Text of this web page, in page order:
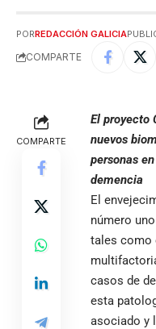
PORREDACCIÓN GALICIA
COMPARTE
COMPARTE
El proyecto
nuevos
personas
demencia
El
número
tales como
casos de
esta
asociado y